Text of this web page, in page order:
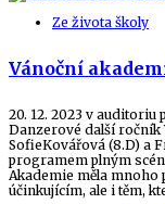
Ze života školy
Vánoční
20. 12. 2023 v auditoriu
Danzerové další ročník
SofieKovářová (8.D) a
programem plným
Akademie měla
účinkujícím, ale i těm,